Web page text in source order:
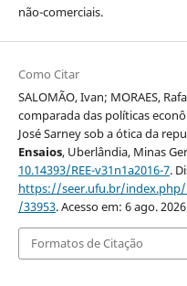
não-comerciais.
Como Citar
SALOMÃO, Ivan; MORAES,
comparada das políticas
José Sarney sob a ótica da
Ensaios, Uberlândia, Minas
10.14393/REE-v31n1a2016-7.
https://seer.ufu.br/
/33953. Acesso em: 6 ago.
Formatos de Citação